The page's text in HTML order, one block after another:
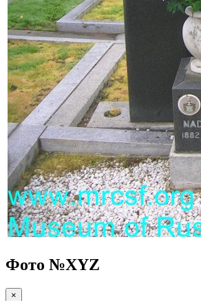
Фото №XYZ
×